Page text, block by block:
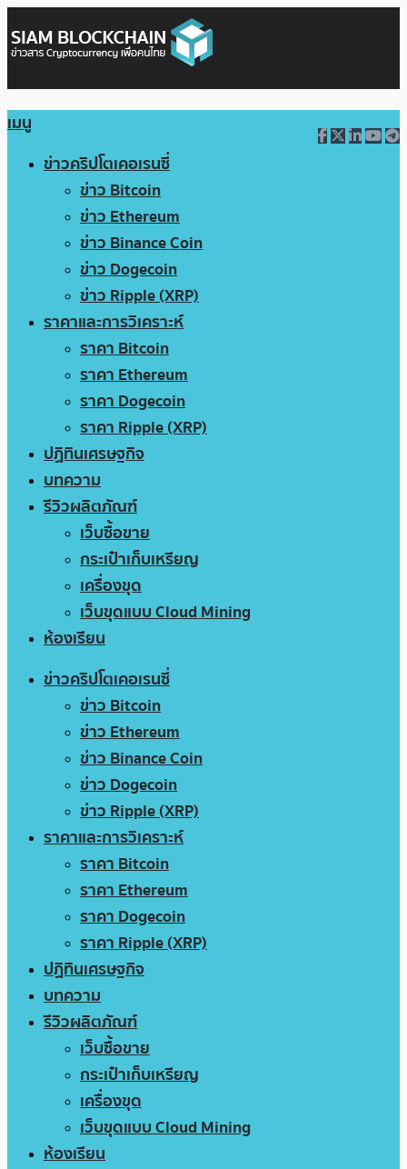
เมนู
ข่าวคริปโตเคอเรนซี่
ข่าว Bitcoin
ข่าว Ethereum
ข่าว Binance Coin
ข่าว Dogecoin
ข่าว Ripple (XRP)
ราคาและการวิเคราะห์
ราคา Bitcoin
ราคา Ethereum
ราคา Dogecoin
ราคา Ripple (XRP)
ปฏิทินเศรษฐกิจ
บทความ
รีวิวผลิตภัณฑ์
เว็บซื้อขาย
กระเป๋าเก็บเหรียญ
เครื่องขุด
เว็บขุดแบบ Cloud Mining
ห้องเรียน
ข่าวคริปโตเคอเรนซี่
ข่าว Bitcoin
ข่าว Ethereum
ข่าว Binance Coin
ข่าว Dogecoin
ข่าว Ripple (XRP)
ราคาและการวิเคราะห์
ราคา Bitcoin
ราคา Ethereum
ราคา Dogecoin
ราคา Ripple (XRP)
ปฏิทินเศรษฐกิจ
บทความ
รีวิวผลิตภัณฑ์
เว็บซื้อขาย
กระเป๋าเก็บเหรียญ
เครื่องขุด
เว็บขุดแบบ Cloud Mining
ห้องเรียน